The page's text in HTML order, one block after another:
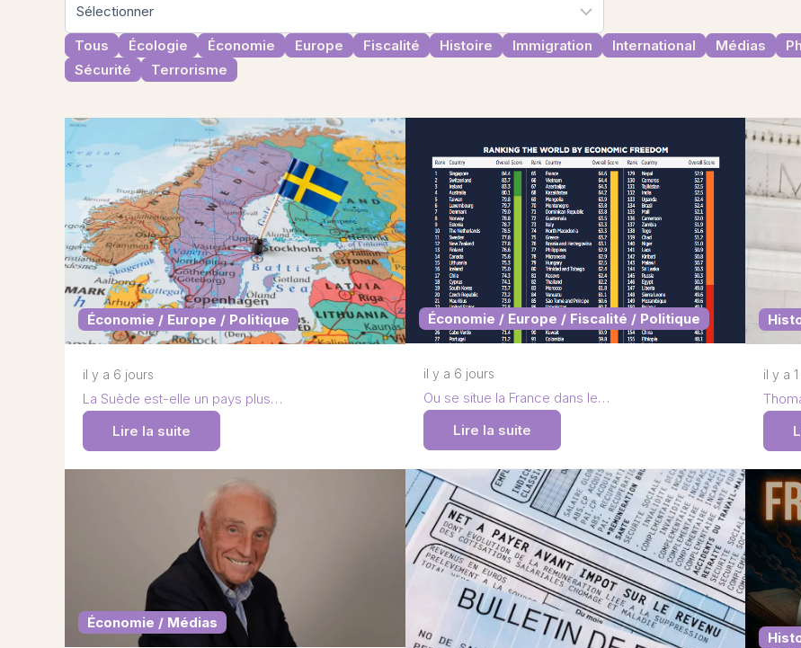
Tous Écologie Économie Europe Fiscalité Histoire Immigration International Médias
Sécurité
Terrorisme
Économie / Europe / Politique
il y a 6 jours
La Suède est-elle un pays plus…
Lire la suite
Économie / Europe / Fiscalité / Politique
il y a 6 jours
Ou se situe la France dans le…
Lire la suite
il y a
Économie / Médias